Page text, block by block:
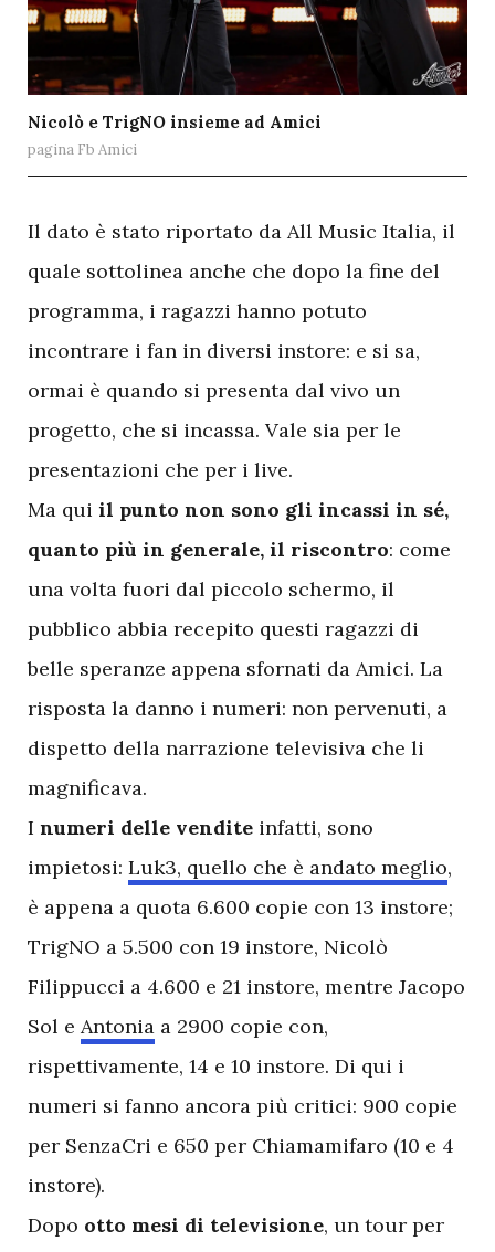
Nicolò e TrigNO insieme ad Amici
pagina Fb Amici
Il dato è stato riportato da All Music Italia, il
quale sottolinea anche che dopo la fine del
programma, i ragazzi hanno potuto
incontrare i fan in diversi instore: e si sa,
ormai è quando si presenta dal vivo un
progetto, che si incassa. Vale sia per le
presentazioni che per i live.
Ma qui il punto non sono gli incassi in sé,
quanto più in generale, il riscontro: come
una volta fuori dal piccolo schermo, il
pubblico abbia recepito questi ragazzi di
belle speranze appena sfornati da Amici. La
risposta la danno i numeri: non pervenuti, a
dispetto della narrazione televisiva che li
magnificava.
I numeri delle vendite infatti, sono
impietosi: Luk3, quello che è andato meglio,
è appena a quota 6.600 copie con 13 instore;
TrigNO a 5.500 con 19 instore, Nicolò
Filippucci a 4.600 e 21 instore, mentre Jacopo
Sol e Antonia a 2900 copie con,
rispettivamente, 14 e 10 instore. Di qui i
numeri si fanno ancora più critici: 900 copie
per SenzaCri e 650 per Chiamamifaro (10 e 4
instore).
Dopo otto mesi di televisione, un tour per